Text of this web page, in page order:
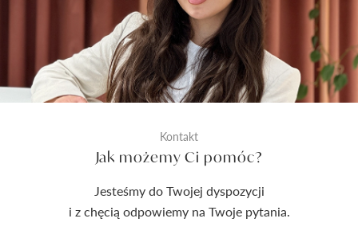
Kontakt
Jak możemy Ci pomóc?
Jesteśmy do Twojej dyspozycji
i z chęcią odpowiemy na Twoje pytania.